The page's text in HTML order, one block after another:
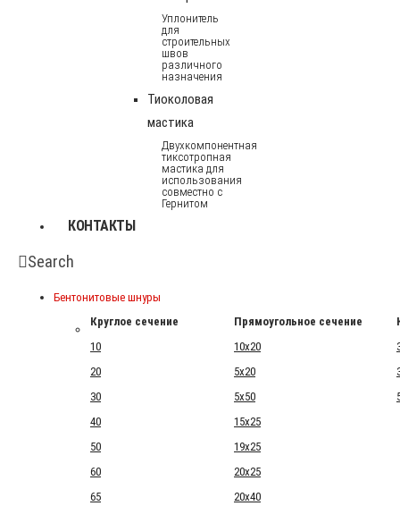
Уплонитель
для
строительных
швов
различного
назначения
Тиоколовая
мастика
Двухкомпонентная
тиксотропная
мастика для
использования
совместно с
Гернитом
КОНТАКТЫ
Search
Бентонитовые шнуры
Круглое сечение
Прямоугольное сечение
10
10x20
20
5x20
30
5x50
40
15x25
50
19x25
60
20x25
65
20x40